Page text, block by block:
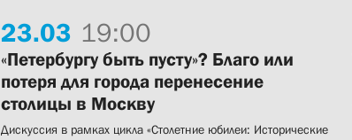
23.03 19:00
«Петербургу быть пусту»? Благо или
потеря для города перенесение
столицы в Москву
Дискуссия в рамках цикла «Столетние юбилеи: Исторические